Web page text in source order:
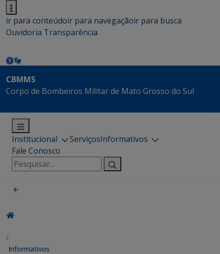
ir para conteúdoir para navegaçãoir para busca
Ouvidoria Transparência
CBMMS
Corpo de Bombeiros Militar de Mato Grosso do Sul
Institucional ServiçosInformativos
Fale Conosco
Pesquisar
por:
Informativos